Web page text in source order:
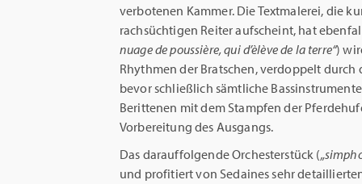
verbotenen Kammer. Die Textmalerei, die
rachsüchtigen Reiter aufscheint, hat
nuage de poussière, qui d’èlève de la terre“)
Rhythmen der Bratschen, verdoppelt
bevor schließlich sämtliche
Berittenen mit dem Stampfen der
Vorbereitung des Ausgangs.
Das darauffolgende Orchesterstück (
und profitiert von Sedaines sehr